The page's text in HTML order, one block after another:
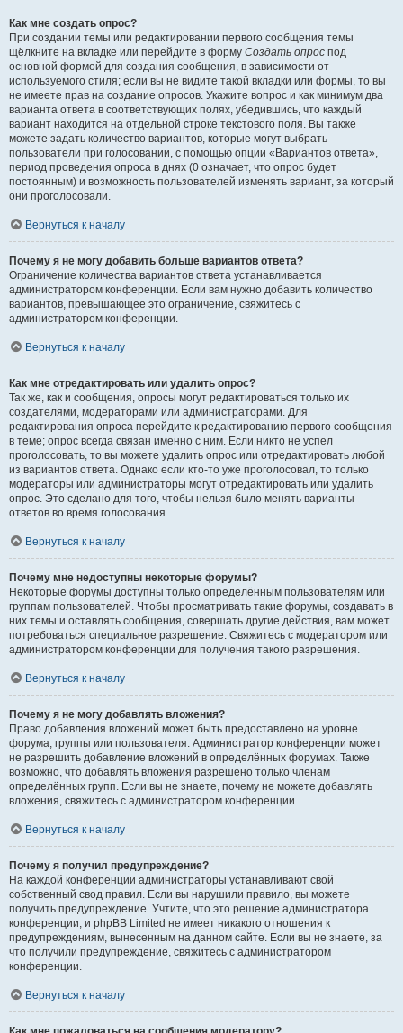
Как мне создать опрос?
При создании темы или редактировании первого сообщения темы
щёлкните на вкладке или перейдите в форму Создать опрос под
основной формой для создания сообщения, в зависимости от
используемого стиля; если вы не видите такой вкладки или формы, то вы
не имеете прав на создание опросов. Укажите вопрос и как минимум два
варианта ответа в соответствующих полях, убедившись, что каждый
вариант находится на отдельной строке текстового поля. Вы также
можете задать количество вариантов, которые могут выбрать
пользователи при голосовании, с помощью опции «Вариантов ответа»,
период проведения опроса в днях (0 означает, что опрос будет
постоянным) и возможность пользователей изменять вариант, за который
они проголосовали.
Вернуться к началу
Почему я не могу добавить больше вариантов ответа?
Ограничение количества вариантов ответа устанавливается
администратором конференции. Если вам нужно добавить количество
вариантов, превышающее это ограничение, свяжитесь с
администратором конференции.
Вернуться к началу
Как мне отредактировать или удалить опрос?
Так же, как и сообщения, опросы могут редактироваться только их
создателями, модераторами или администраторами. Для
редактирования опроса перейдите к редактированию первого сообщения
в теме; опрос всегда связан именно с ним. Если никто не успел
проголосовать, то вы можете удалить опрос или отредактировать любой
из вариантов ответа. Однако если кто-то уже проголосовал, то только
модераторы или администраторы могут отредактировать или удалить
опрос. Это сделано для того, чтобы нельзя было менять варианты
ответов во время голосования.
Вернуться к началу
Почему мне недоступны некоторые форумы?
Некоторые форумы доступны только определённым пользователям или
группам пользователей. Чтобы просматривать такие форумы, создавать в
них темы и оставлять сообщения, совершать другие действия, вам может
потребоваться специальное разрешение. Свяжитесь с модератором или
администратором конференции для получения такого разрешения.
Вернуться к началу
Почему я не могу добавлять вложения?
Право добавления вложений может быть предоставлено на уровне
форума, группы или пользователя. Администратор конференции может
не разрешить добавление вложений в определённых форумах. Также
возможно, что добавлять вложения разрешено только членам
определённых групп. Если вы не знаете, почему не можете добавлять
вложения, свяжитесь с администратором конференции.
Вернуться к началу
Почему я получил предупреждение?
На каждой конференции администраторы устанавливают свой
собственный свод правил. Если вы нарушили правило, вы можете
получить предупреждение. Учтите, что это решение администратора
конференции, и phpBB Limited не имеет никакого отношения к
предупреждениям, вынесенным на данном сайте. Если вы не знаете, за
что получили предупреждение, свяжитесь с администратором
конференции.
Вернуться к началу